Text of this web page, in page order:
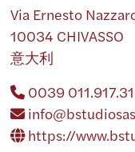
Via Ernesto
10034 CHIVASSO
意大利
0039
https://